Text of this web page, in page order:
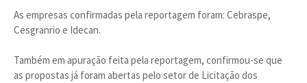
As empresas confirmadas pela reportagem foram: Cebraspe,
Cesgranrio e Idecan.
Também em apuração feita pela reportagem, confirmou-se que
as propostas já foram abertas pelo setor de Licitação dos